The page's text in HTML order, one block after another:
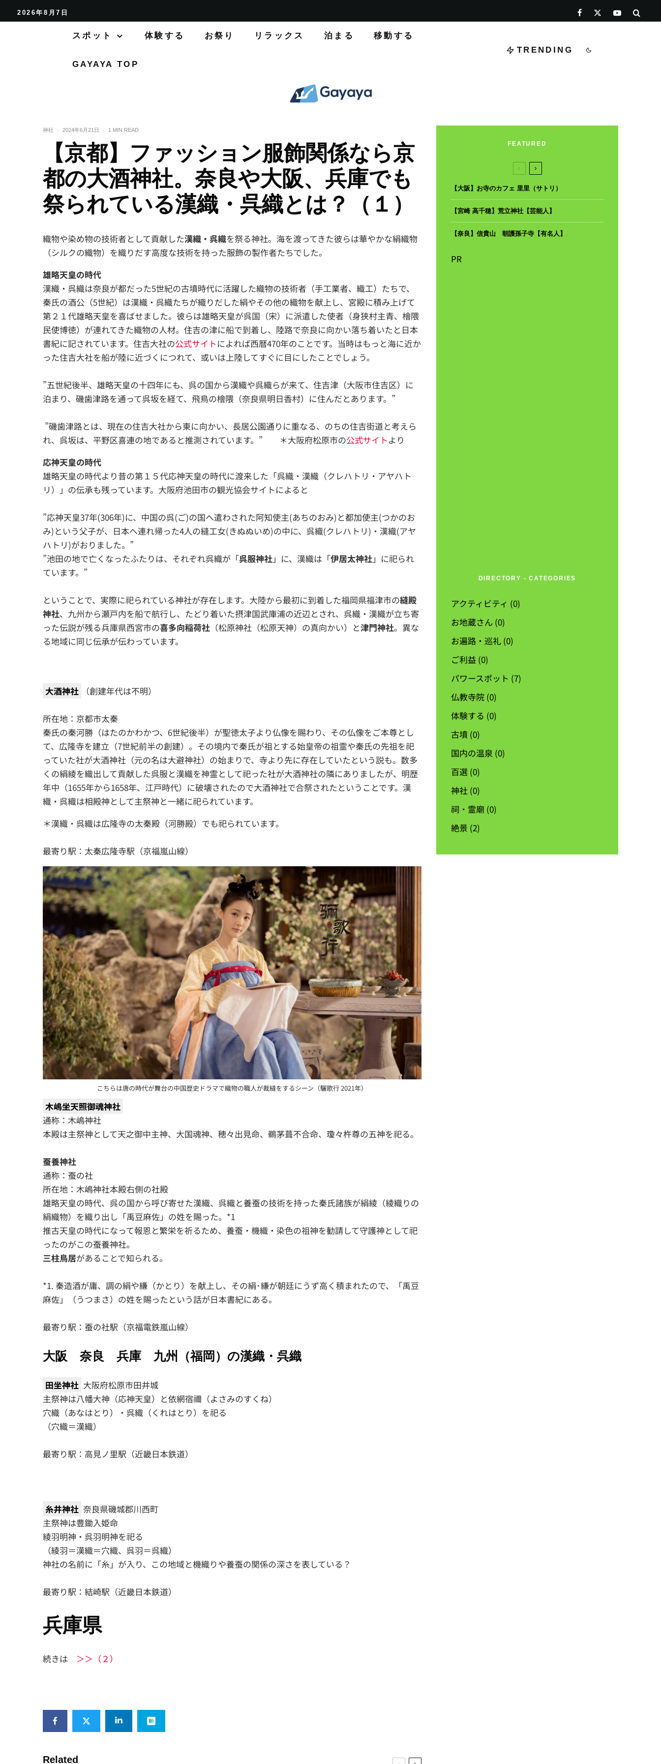
2026年8月7日
スポット 体験する お祭り リラックス 泊まる 移動する
GAYAYA TOP
TRENDING
神社 · 2024年6月21日 · 1 MIN READ
【京都】ファッション服飾関係なら京
都の大酒神社。奈良や大阪、兵庫でも
祭られている漢織・呉織とは？（１）
織物や染め物の技術者として貢献した漢織・呉織を祭る神社。海を渡ってきた彼らは華やかな絹織物
（シルクの織物）を織りだす高度な技術を持った服飾の製作者たちでした。
雄略天皇の時代
漢織・呉織は奈良が都だった5世紀の古墳時代に活躍した織物の技術者（手工業者、織工）たちで、
秦氏の酒公（5世紀）は漢織・呉織たちが織りだした絹やその他の織物を献上し、宮殿に積み上げて
第２１代雄略天皇を喜ばせました。彼らは雄略天皇が呉国（宋）に派遣した使者（身狭村主青、檜隈
民使博徳）が連れてきた織物の人材。住吉の津に船で到着し、陸路で奈良に向かい落ち着いたと日本
書紀に記されています。住吉大社の公式サイトによれば西暦470年のことです。当時はもっと海に近か
った住吉大社を船が陸に近づくにつれて、或いは上陸してすぐに目にしたことでしょう。
”五世紀後半、雄略天皇の十四年にも、呉の国から漢織や呉織らが来て、住吉津（大阪市住吉区）に
泊まり、磯歯津路を通って呉坂を経て、飛鳥の檜隈（奈良県明日香村）に住んだとあります。”
”磯歯津路とは、現在の住吉大社から東に向かい、長居公園通りに重なる、のちの住吉街道と考えら
れ、呉坂は、平野区喜連の地であると推測されています。” ＊大阪府松原市の公式サイトより
応神天皇の時代
雄略天皇の時代より昔の第１５代応神天皇の時代に渡来した「呉織・漢織（クレハトリ・アヤハト
リ）」の伝承も残っています。大阪府池田市の観光協会サイトによると
”応神天皇37年(306年)に、中国の呉(ご)の国へ遣わされた阿知使主(あちのおみ)と都加使主(つかのお
み)という父子が、日本へ連れ帰った4人の縫工女(きぬぬいめ)の中に、呉織(クレハトリ)・漢織(アヤ
ハトリ)がおりました。”
”池田の地で亡くなったふたりは、それぞれ呉織が「呉服神社」に、漢織は「伊居太神社」に祀られ
ています。”
ということで、実際に祀られている神社が存在します。大陸から最初に到着した福岡県福津市の縫殿
神社、九州から瀬戸内を船で航行し、たどり着いた摂津国武庫浦の近辺とされ、呉織・漢織が立ち寄
った伝説が残る兵庫県西宮市の喜多向稲荷社 （松原神社（松原天神）の真向かい）と津門神社。異な
る地域に同じ伝承が伝わっています。
大酒神社 （創建年代は不明）
所在地：京都市太秦
秦氏の秦河勝（はたのかわかつ、6世紀後半）が聖徳太子より仏像を賜わり、その仏像をご本尊とし
て、広隆寺を建立（7世紀前半の創建）。その境内で秦氏が祖とする始皇帝の祖霊や秦氏の先祖を祀
っていた社が大酒神社（元の名は大避神社）の始まりで、寺より先に存在していたという説も。数多
くの絹綾を織出して貢献した呉服と漢織を神霊として祀った社が大酒神社の隣にありましたが、明歴
年中（1655年から1658年、江戸時代）に破壊されたので大酒神社で合祭されたということです。漢
織・呉織は相殿神として主祭神と一緒に祀られています。
＊漢織・呉織は広隆寺の太秦殿（河勝殿）でも祀られています。
最寄り駅：太秦広隆寺駅（京福嵐山線）
こちらは唐の時代が舞台の中国歴史ドラマで織物の職人が裁縫をするシーン（驪歌行 2021年）
木嶋坐天照御魂神社
通称：木嶋神社
本殿は主祭神として天之御中主神、大国魂神、穂々出見命、鵜茅葺不合命、瓊々杵尊の五神を祀る。
蚕養神社
通称：蚕の社
所在地：木嶋神社本殿右側の社殿
雄略天皇の時代、呉の国から呼び寄せた漢織、呉織と養蚕の技術を持った秦氏諸族が絹綾（綾織りの
絹織物）を織り出し「禹豆麻佐」の姓を賜った。*1
推古天皇の時代になって報恩と繁栄を祈るため、養蚕・機織・染色の祖神を勧請して守護神として祀
ったのがこの蚕養神社。
三柱鳥居があることで知られる。
*1. 秦造酒が庸、調の絹や縑（かとり）を献上し、その絹･縑が朝廷にうず高く積まれたので、「禹豆
麻佐」（うつまさ）の姓を賜ったという話が日本書紀にある。
最寄り駅：蚕の社駅（京福電鉄嵐山線）
大阪 奈良 兵庫 九州（福岡）の漢織・呉織
田坐神社 大阪府松原市田井城
主祭神は八幡大神（応神天皇）と依網宿禰（よさみのすくね）
穴織（あなはとり）・呉織（くれはとり）を祀る
（穴織＝漢織）
最寄り駅：高見ノ里駅（近畿日本鉄道）
糸井神社 奈良県磯城郡川西町
主祭神は豊鋤入姫命
綾羽明神・呉羽明神を祀る
（綾羽＝漢織＝穴織、呉羽＝呉織）
神社の名前に「糸」が入り、この地域と機織りや養蚕の関係の深さを表している？
最寄り駅：結崎駅（近畿日本鉄道）
兵庫県
続きは ＞＞（２）
Related
FEATURED
【大阪】お寺のカフェ 里里（サトリ）
【宮崎 高千穂】荒立神社【芸能人】
【奈良】信貴山 朝護孫子寺【有名人】
PR
DIRECTORY - CATEGORIES
アクティビティ (0)
お地蔵さん (0)
お遍路・巡礼 (0)
ご利益 (0)
パワースポット (7)
仏教寺院 (0)
体験する (0)
古墳 (0)
国内の温泉 (0)
百選 (0)
神社 (0)
祠・霊廟 (0)
絶景 (2)